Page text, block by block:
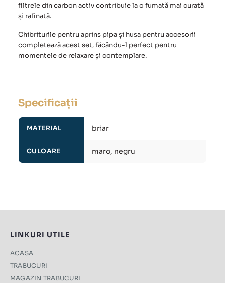
filtrele din carbon activ contribuie la o fumată mai curată
și rafinată.
Chibriturile pentru aprins pipa și husa pentru accesorii
completează acest set, făcându-l perfect pentru
momentele de relaxare și contemplare.
Specificații
MATERIAL briar
CULOARE maro, negru
LINKURI UTILE
ACASA
TRABUCURI
MAGAZIN TRABUCURI